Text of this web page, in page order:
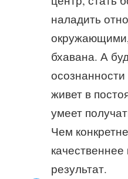
наладить
бхавана. А
живет в
умеет
Чем
результат.